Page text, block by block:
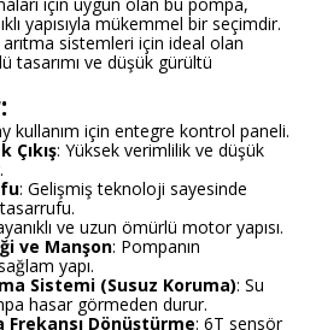
yapısıyla mükemmel bir seçimdir.
sistemleri için ideal olan
tasarımı ve düşük gürültü
kullanım için entegre kontrol paneli.
Çıkış: Yüksek verimlilik ve düşük
: Gelişmiş teknoloji sayesinde
ve uzun ömürlü motor yapısı.
ve Manşon: Pompanın
yapı.
Sistemi (Susuz Koruma): Su
hasar görmeden durur.
Frekansı Dönüştürme: 6T sensör